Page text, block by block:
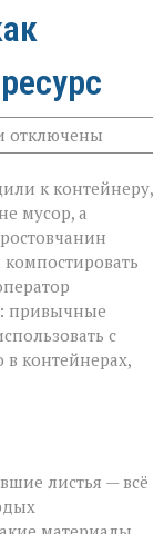
к
записи
мусора
к
пользе:
как
превратить
отходы
в
ресурс
отключены
к контейнеру,
мусор, а
привычные
с
контейнерах,
листья — всё